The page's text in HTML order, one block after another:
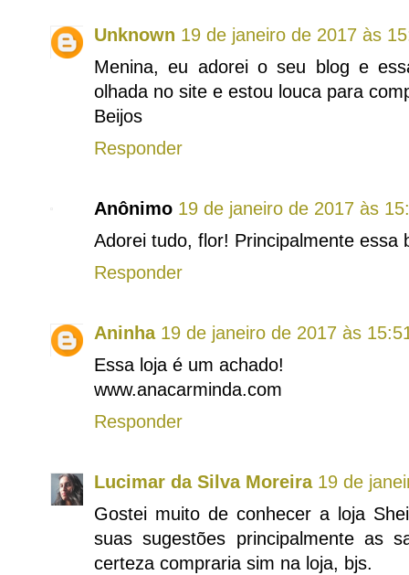
Unknown 19 de janeiro de 2017 às
Menina, eu adorei o seu blog e
olhada no site e estou louca para
Beijos
Responder
Anônimo 19 de janeiro de 2017 às
Adorei tudo, flor! Principalmente essa
Responder
Aninha 19 de janeiro de 2017 às
Essa loja é um achado!
www.anacarminda.com
Responder
Lucimar da Silva Moreira 19 de
Gostei muito de conhecer a loja
suas sugestões principalmente as
certeza compraria sim na loja, bjs.